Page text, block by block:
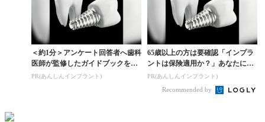
＜約1分＞アンケート回答者へ歯科
医師が監修したガイドブックをプ
レゼント。65歳以...
PR(あんしんインプラント)
65歳以上の方は要確認「インプラ
ントは保険適用か？」あなたに沿
った治療法や費用を...
PR(あんしんインプラント)
Recommended by